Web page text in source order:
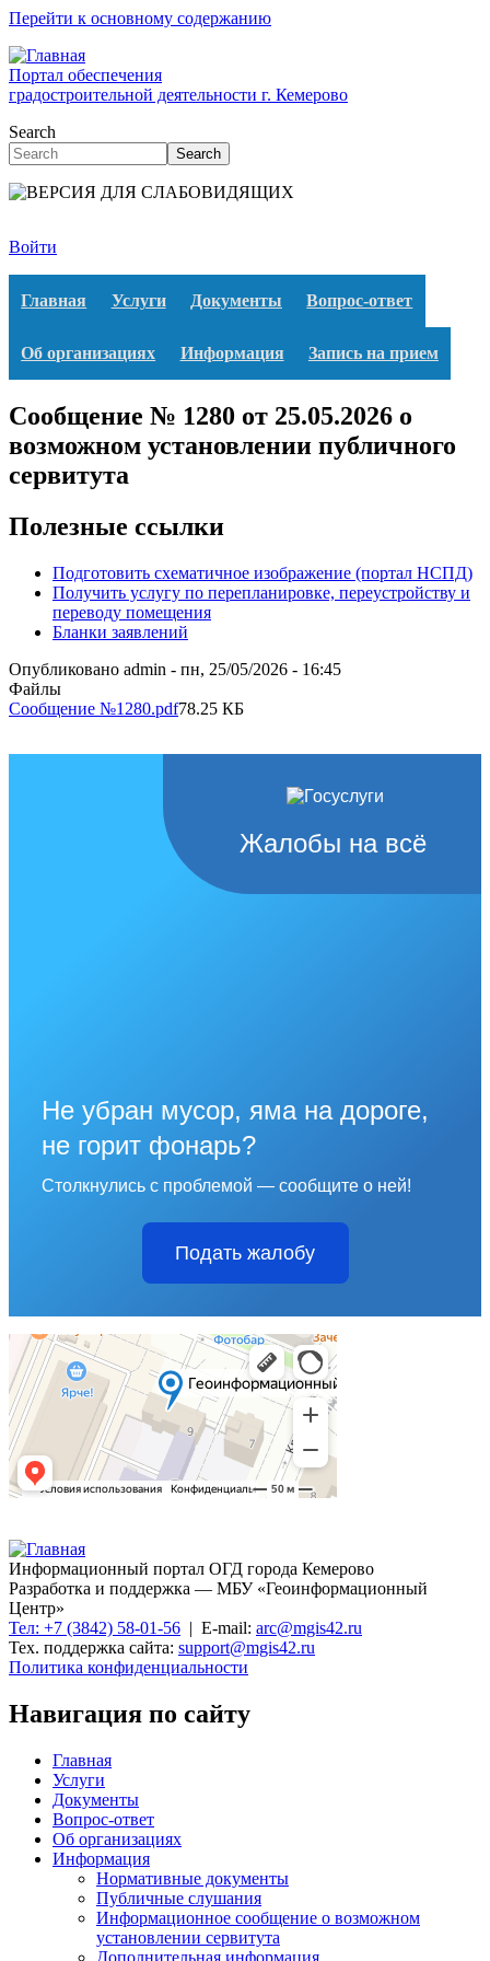
Перейти к основному содержанию
Портал обеспечения
градостроительной деятельности г. Кемерово
Search
Search
Войти
Главная Услуги Документы Вопрос-ответ
Об организациях Информация Запись на прием
Сообщение № 1280 от 25.05.2026 о
возможном установлении публичного
сервитута
Полезные ссылки
Подготовить схематичное изображение (портал НСПД)
Получить услугу по перепланировке, переустройству и
переводу помещения
Бланки заявлений
Опубликовано admin - пн, 25/05/2026 - 16:45
Файлы
Сообщение №1280.pdf78.25 КБ
Жалобы на всё
Не убран мусор, яма на дороге,
не горит фонарь?
Столкнулись с проблемой — сообщите о ней!
Подать жалобу
Информационный портал ОГД города Кемерово
Разработка и поддержка — МБУ «Геоинформационный
Центр»
Тел: +7 (3842) 58-01-56 | E-mail: arc@mgis42.ru
Тех. поддержка сайта: support@mgis42.ru
Политика конфиденциальности
Навигация по сайту
Главная
Услуги
Документы
Вопрос-ответ
Об организациях
Информация
Нормативные документы
Публичные слушания
Информационное сообщение о возможном
установлении сервитута
Дополнительная информация